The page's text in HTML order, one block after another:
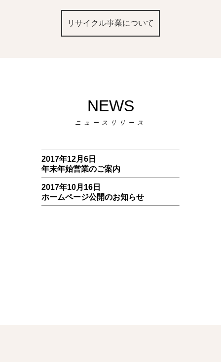
リサイクル事業について
NEWS
ニュースリリース
2017年12月6日
年末年始営業のご案内
2017年10月16日
ホームページ公開のお知らせ